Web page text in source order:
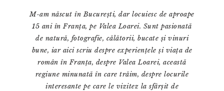
M-am născut în București, dar locuiesc de aproape
15 ani în Franța, pe Valea Loarei. Sunt pasionată
de natură, fotografie, călătorii, bucate și vinuri
bune, iar aici scriu despre experiențele și viața de
român în Franța, despre Valea Loarei, această
regiune minunată în care trăim, despre locurile
interesante pe care le vizitez la sfârșit de